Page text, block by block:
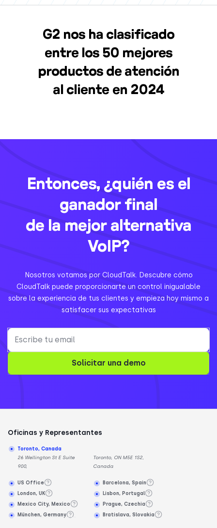
G2 nos ha clasificado
entre los 50 mejores
productos de atención
al cliente en 2024
Entonces, ¿quién es el
ganador final
de la mejor alternativa
VoIP?
Nosotros votamos por CloudTalk. Descubre cómo
CloudTalk puede proporcionarte un control inigualable
sobre la experiencia de tus clientes y empieza hoy mismo a
satisfacer sus expectativas
Solicitar una demo
Oficinas y Representantes
Toronto, Canada
26 Wellington St E Suite
900,
Toronto, ON M5E 1S2,
Canada
US Office
London, UK
Mexico City, Mexico
München, Germany
Barcelona, Spain
Lisbon, Portugal
Prague, Czechia
Bratislava, Slovakia